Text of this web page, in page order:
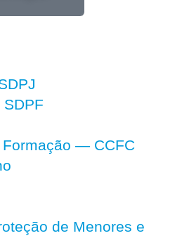
Formação — CCFC
de Menores e